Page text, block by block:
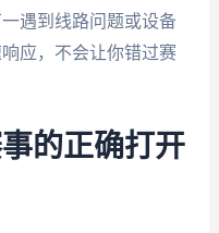
遇到线路问题或设备
应，不会让你错过赛
的正确打开